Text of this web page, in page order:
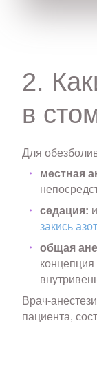
2.
в
Для
местная
седация:
закись
общая
Врач-
пациента,